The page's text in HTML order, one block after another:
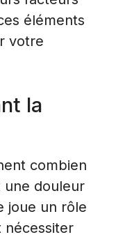
éléments
votre
la
combien
une douleur
joue un rôle
nécessiter